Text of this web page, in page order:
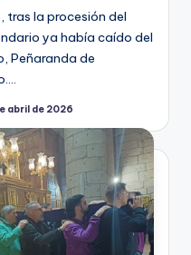
tras la procesión del
ya había caído del
Peñaranda de
abril de 2026